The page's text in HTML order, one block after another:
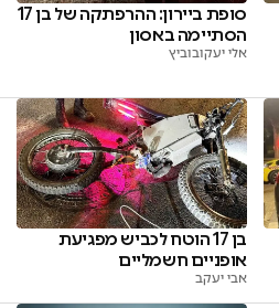
סופת ביירון: ההרפתקה של בן 17
הסתיימה באסון
אלי יעקובוביץ
בן 17 הוטח לכביש מפגיעת
אופניים חשמליים
אבי יעקב